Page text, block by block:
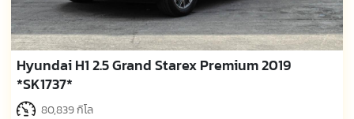
Hyundai H1 2.5 Grand Starex Premium 2019
*SK1737*
80,839 กิโล